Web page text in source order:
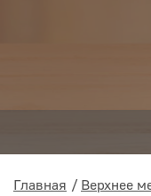
Главная Верхнее